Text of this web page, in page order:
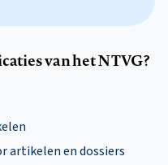
van het NTVG?
artikelen en dossiers